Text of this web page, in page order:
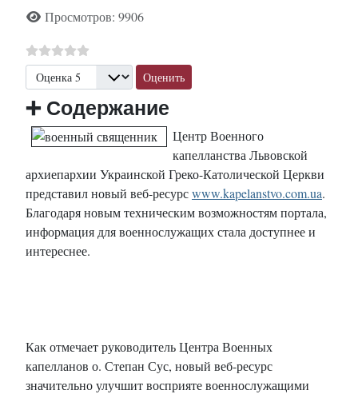
Просмотров: 9906
Пожалуйста, оцените
➕ Содержание
Центр Военного
капелланства Львовской
архиепархии Украинской Греко-Католической Церкви
представил новый веб-ресурсwww.kapelanstvo.com.ua.
Благодаря новым техническим возможностям портала,
информация для военнослужащих стала доступнее и
интереснее.
Как отмечает руководитель Центра Военных
капелланов о. Степан Сус, новый веб-ресурс
значительно улучшит восприяте военнослужащими